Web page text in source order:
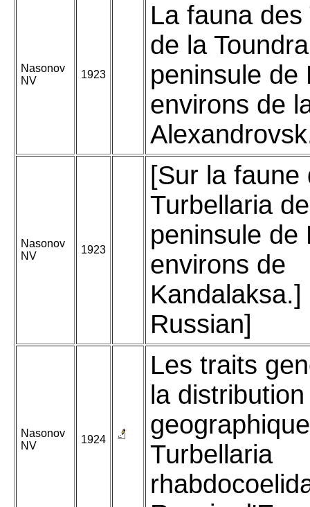
Nasonov
NV
1923
La fauna
de la
peninsule de
environs de
Nasonov
NV
1923
[Sur la faune
Turbellaria
peninsule de
environs de
Kandalaksa.]
Russian]
Nasonov
NV
1924
Les traits
la distribution
Turbellaria